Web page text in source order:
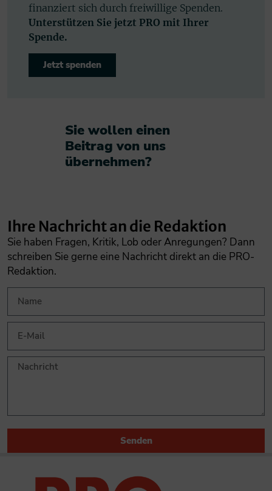
finanziert sich durch freiwillige Spenden.
Unterstützen Sie jetzt PRO mit Ihrer
Spende.
Jetzt spenden
Sie wollen einen
Beitrag von uns
übernehmen?​
Ihre Nachricht an die Redaktion
Sie haben Fragen, Kritik, Lob oder Anregungen? Dann
schreiben Sie gerne eine Nachricht direkt an die PRO-
Redaktion.
Senden